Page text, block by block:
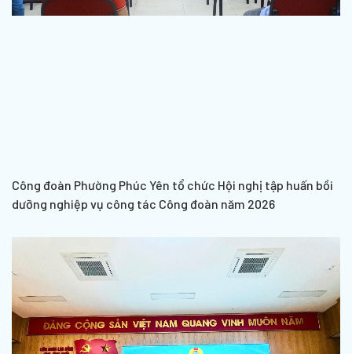
Công đoàn Phường Phúc Yên tổ chức Hội nghị tập huấn bồi
dưỡng nghiệp vụ công tác Công đoàn năm 2026